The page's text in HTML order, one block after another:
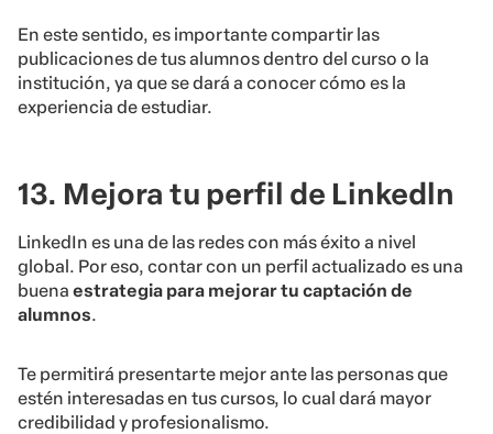
En este sentido, es importante compartir las
publicaciones de tus alumnos dentro del curso o la
institución, ya que se dará a conocer cómo es la
experiencia de estudiar.
13. Mejora tu perfil de Linkedln
LinkedIn es una de las redes con más éxito a nivel
global. Por eso, contar con un perfil actualizado es una
buena estrategia para mejorar tu captación de
alumnos.
Te permitirá presentarte mejor ante las personas que
estén interesadas en tus cursos, lo cual dará mayor
credibilidad y profesionalismo.